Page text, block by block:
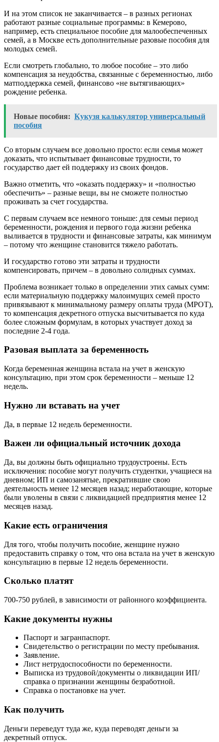
И на этом список не заканчивается – в разных регионах
работают разные социальные программы: в Кемерово,
например, есть специальное пособие для малообеспеченных
семей, а в Москве есть дополнительные разовые пособия для
молодых семей.
Если смотреть глобально, то любое пособие – это либо
компенсация за неудобства, связанные с беременностью, либо
матподдержка семей, финансово «не вытягивающих»
рождение ребенка.
Новые пособия: Кукузя калькулятор универсальный
пособия
Со вторым случаем все довольно просто: если семья может
доказать, что испытывает финансовые трудности, то
государство дает ей поддержку из своих фондов.
Важно отметить, что «оказать поддержку» и «полностью
обеспечить» – разные вещи, вы не сможете полностью
проживать за счет государства.
С первым случаем все немного тоньше: для семьи период
беременности, рождения и первого года жизни ребенка
выливается в трудности и финансовые затраты, как минимум
– потому что женщине становится тяжело работать.
И государство готово эти затраты и трудности
компенсировать, причем – в довольно солидных суммах.
Проблема возникает только в определении этих самых сумм:
если материальную поддержку малоимущих семей просто
привязывают к минимальному размеру оплаты труда (МРОТ),
то компенсация декретного отпуска высчитывается по куда
более сложным формулам, в которых участвует доход за
последние 2-4 года.
Разовая выплата за беременность
Когда беременная женщина встала на учет в женскую
консультацию, при этом срок беременности – меньше 12
недель.
Нужно ли вставать на учет
Да, в первые 12 недель беременности.
Важен ли официальный источник дохода
Да, вы должны быть официально трудоустроены. Есть
исключения: пособие могут получить студентки, учащиеся на
дневном; ИП и самозанятые, прекратившие свою
деятельность менее 12 месяцев назад; неработающие, которые
были уволены в связи с ликвидацией предприятия менее 12
месяцев назад.
Какие есть ограничения
Для того, чтобы получить пособие, женщине нужно
предоставить справку о том, что она встала на учет в женскую
консультацию в первые 12 недель беременности.
Сколько платят
700-750 рублей, в зависимости от районного коэффициента.
Какие документы нужны
Паспорт и загранпаспорт.
Свидетельство о регистрации по месту пребывания.
Заявление.
Лист нетрудоспособности по беременности.
Выписка из трудовой/документы о ликвидации ИП/
справка о признании женщины безработной.
Справка о постановке на учет.
Как получить
Деньги переведут туда же, куда переводят деньги за
декретный отпуск.